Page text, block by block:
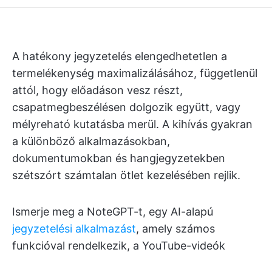
A hatékony jegyzetelés elengedhetetlen a
termelékenység maximalizálásához, függetlenül
attól, hogy előadáson vesz részt,
csapatmegbeszélésen dolgozik együtt, vagy
mélyreható kutatásba merül. A kihívás gyakran
a különböző alkalmazásokban,
dokumentumokban és hangjegyzetekben
szétszórt számtalan ötlet kezelésében rejlik.
Ismerje meg a NoteGPT-t, egy AI-alapú
jegyzetelési alkalmazást, amely számos
funkcióval rendelkezik, a YouTube-videók